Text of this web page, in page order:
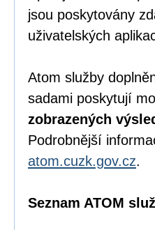
jsou poskytovány
uživatelských
Atom služby
sadami poskytují
zobrazených
Podrobnější
atom.cuzk.gov.cz.
Seznam ATOM